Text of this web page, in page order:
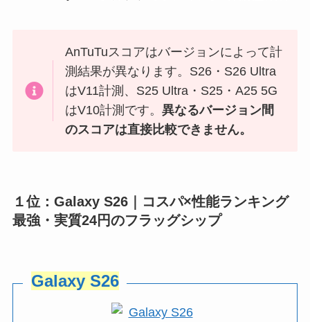
AnTuTuスコアはバージョンによって計
測結果が異なります。S26・S26 Ultra
はV11計測、S25 Ultra・S25・A25 5G
はV10計測です。異なるバージョン間
のスコアは直接比較できません。
１位：Galaxy S26｜コスパ×性能ランキング
最強・実質24円のフラッグシップ
Galaxy S26